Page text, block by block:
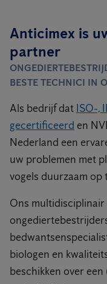
Anticimex is
partner
BESTE TECHNICI IN
Als bedrijf dat ISO-,
gecertificeerd en
Nederland een
uw problemen met
vogels duurzaam op
Ons
biologen en
beschikken over